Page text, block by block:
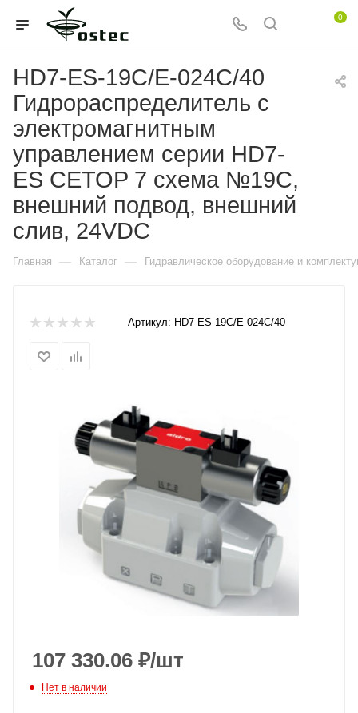
0
HD7-ES-19C/E-024C/40
Гидрораспределитель с
электромагнитным
управлением серии HD7-
ES CETOP 7 схема №19C,
внешний подвод, внешний
слив, 24VDC
Главная — Каталог — Гидравлическое оборудование и
Артикул: HD7-ES-19C/E-024C/40
107 330.06 ₽/шт
Нет в наличии